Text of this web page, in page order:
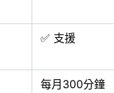
✅ 支援
每月300分鐘